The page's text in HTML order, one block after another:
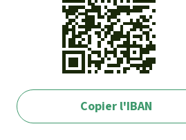
Copier l'IBAN